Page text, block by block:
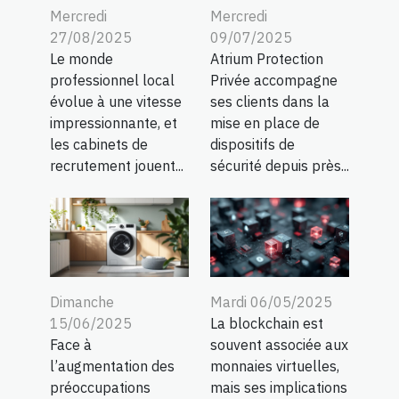
Mercredi
27/08/2025
Le monde
professionnel local
évolue à une vitesse
impressionnante, et
les cabinets de
recrutement jouent...
Mercredi
09/07/2025
Atrium Protection
Privée accompagne
ses clients dans la
mise en place de
dispositifs de
sécurité depuis près...
Dimanche
15/06/2025
Face à
l’augmentation des
préoccupations
Mardi 06/05/2025
La blockchain est
souvent associée aux
monnaies virtuelles,
mais ses implications